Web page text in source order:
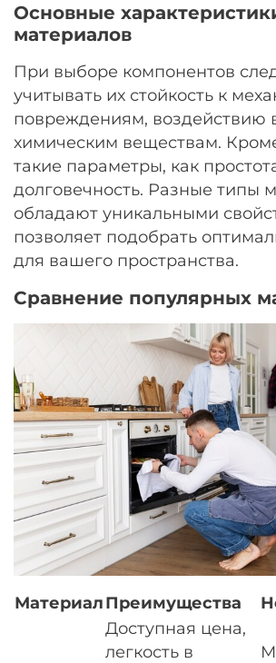
Основные
материалов
При выборе компонентов
учитывать их стойкость к
повреждениям, воздействию
химическим веществам.
такие параметры, как
долговечность. Разные типы
обладают уникальными
позволяет подобрать
для вашего пространства.
Сравнение популярных
МатериалПреимущества
Доступная цена,
легкость в